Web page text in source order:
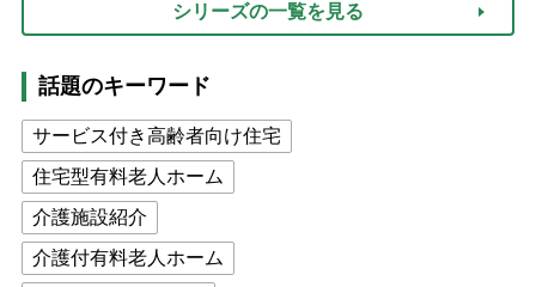
シリーズの一覧を見る
話題のキーワード
サービス付き高齢者向け住宅
住宅型有料老人ホーム
介護施設紹介
介護付有料老人ホーム